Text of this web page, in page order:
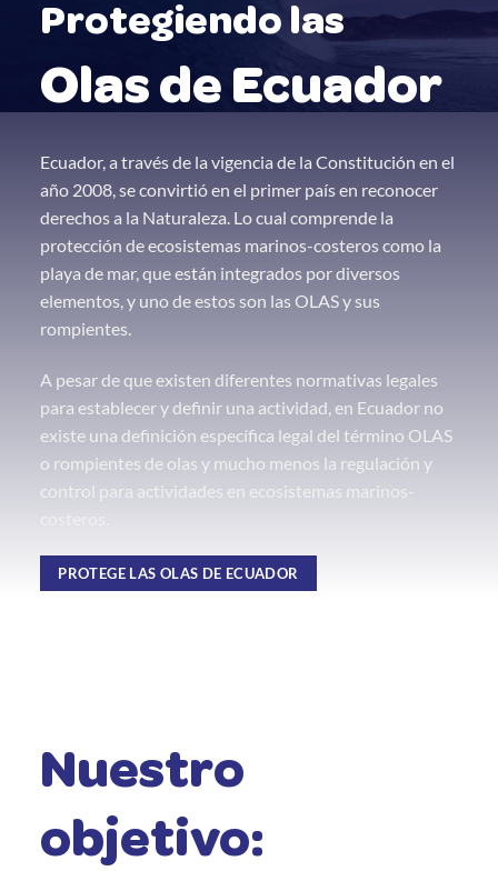
Protegiendo las
Olas de Ecuador
Ecuador, a través de la vigencia de la Constitución en el
año 2008, se convirtió en el primer país en reconocer
derechos a la Naturaleza. Lo cual comprende la
protección de ecosistemas marinos-costeros como la
playa de mar, que están integrados por diversos
elementos, y uno de estos son las OLAS y sus
rompientes.
A pesar de que existen diferentes normativas legales
para establecer y definir una actividad, en Ecuador no
existe una definición específica legal del término OLAS
o rompientes de olas y mucho menos la regulación y
control para actividades en ecosistemas marinos-
PROTEGE LAS OLAS DE ECUADOR
Nuestro
objetivo: